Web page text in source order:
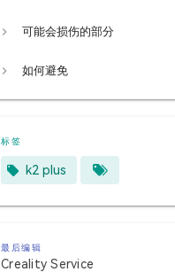
可能会损伤的部分
如何避免
标签
k2 plus
最后编辑
Creality Service